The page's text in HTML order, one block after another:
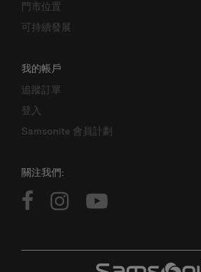
可持續發展
追蹤訂單
登入
Samsonite 會員計劃